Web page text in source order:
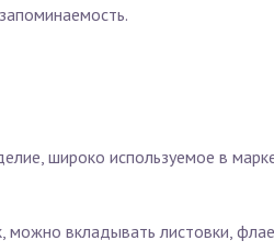
широко используемое в
можно вкладывать листовки,